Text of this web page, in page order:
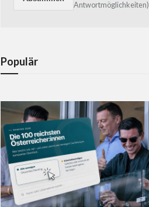
Antwortmöglichkeiten)
Populär